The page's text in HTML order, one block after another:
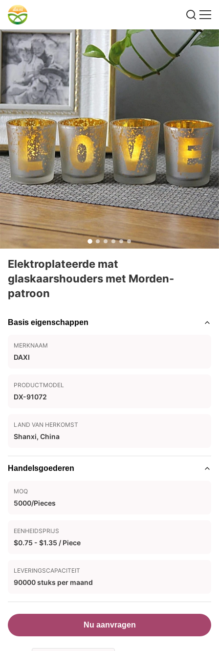
Elektroplateerde mat
glaskaarshouders met Morden-
patroon
Basis eigenschappen
MERKNAAM
DAXI
PRODUCTMODEL
DX-91072
LAND VAN HERKOMST
Shanxi, China
Handelsgoederen
MOQ
5000/Pieces
EENHEIDSPRIJS
$0.75 - $1.35 / Piece
LEVERINGSCAPACITEIT
90000 stuks per maand
Nu aanvragen